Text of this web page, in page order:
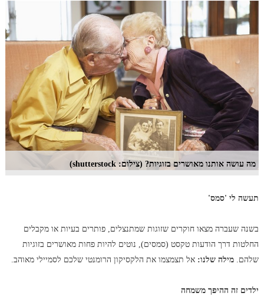
מה עושה אותנו מאושרים בזוגיות? (צילום: shutterstock)
תעשה לי 'סמס'
בשנה שעברה מצאו חוקרים שזוגות שמתנצלים, פותרים בעיות או מקבלים
החלטות דרך הודעות טקסט (סמסים), נוטים להיות פחות מאושרים בזוגיות
שלהם. מילה שלנו: אל תצמצמו את הלקסיקון הרומנטי שלכם לסמיילי מאוהב.
ילדים זה ההיפך משמחה